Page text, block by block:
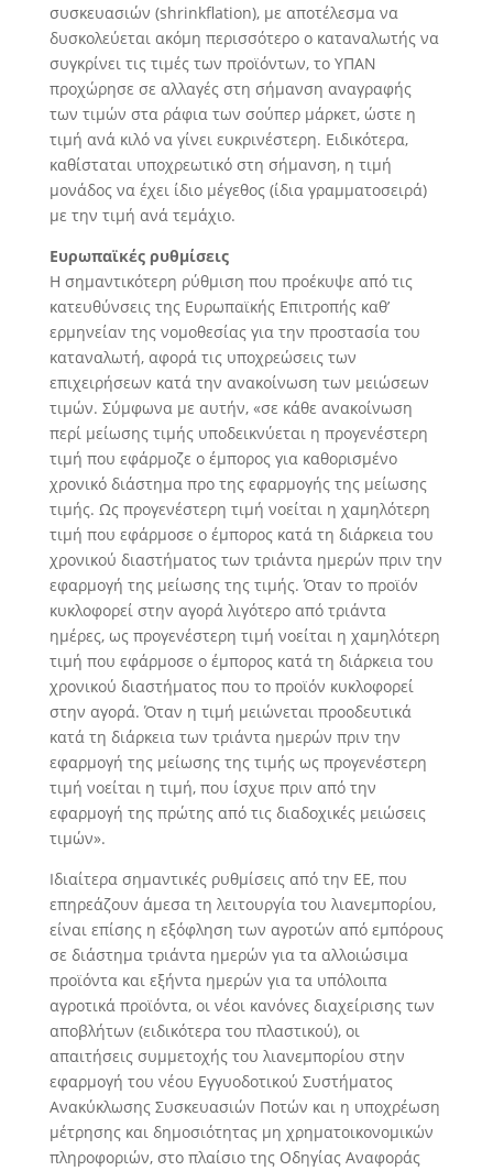
συσκευασιών (shrinkflation), με αποτέλεσμα να
δυσκολεύεται ακόμη περισσότερο ο καταναλωτής να
συγκρίνει τις τιμές των προϊόντων, το ΥΠΑΝ
προχώρησε σε αλλαγές στη σήμανση αναγραφής
των τιμών στα ράφια των σούπερ μάρκετ, ώστε η
τιμή ανά κιλό να γίνει ευκρινέστερη. Ειδικότερα,
καθίσταται υποχρεωτικό στη σήμανση, η τιμή
μονάδος να έχει ίδιο μέγεθος (ίδια γραμματοσειρά)
με την τιμή ανά τεμάχιο.
Ευρωπαϊκές ρυθμίσεις
Η σημαντικότερη ρύθμιση που προέκυψε από τις
κατευθύνσεις της Ευρωπαϊκής Επιτροπής καθ’
ερμηνείαν της νομοθεσίας για την προστασία του
καταναλωτή, αφορά τις υποχρεώσεις των
επιχειρήσεων κατά την ανακοίνωση των μειώσεων
τιμών. Σύμφωνα με αυτήν, «σε κάθε ανακοίνωση
περί μείωσης τιμής υποδεικνύεται η προγενέστερη
τιμή που εφάρμοζε ο έμπορος για καθορισμένο
χρονικό διάστημα προ της εφαρμογής της μείωσης
τιμής. Ως προγενέστερη τιμή νοείται η χαμηλότερη
τιμή που εφάρμοσε ο έμπορος κατά τη διάρκεια του
χρονικού διαστήματος των τριάντα ημερών πριν την
εφαρμογή της μείωσης της τιμής. Όταν το προϊόν
κυκλοφορεί στην αγορά λιγότερο από τριάντα
ημέρες, ως προγενέστερη τιμή νοείται η χαμηλότερη
τιμή που εφάρμοσε ο έμπορος κατά τη διάρκεια του
χρονικού διαστήματος που το προϊόν κυκλοφορεί
στην αγορά. Όταν η τιμή μειώνεται προοδευτικά
κατά τη διάρκεια των τριάντα ημερών πριν την
εφαρμογή της μείωσης της τιμής ως προγενέστερη
τιμή νοείται η τιμή, που ίσχυε πριν από την
εφαρμογή της πρώτης από τις διαδοχικές μειώσεις
τιμών».
Ιδιαίτερα σημαντικές ρυθμίσεις από την ΕΕ, που
επηρεάζουν άμεσα τη λειτουργία του λιανεμπορίου,
είναι επίσης η εξόφληση των αγροτών από εμπόρους
σε διάστημα τριάντα ημερών για τα αλλοιώσιμα
προϊόντα και εξήντα ημερών για τα υπόλοιπα
αγροτικά προϊόντα, οι νέοι κανόνες διαχείρισης των
αποβλήτων (ειδικότερα του πλαστικού), οι
απαιτήσεις συμμετοχής του λιανεμπορίου στην
εφαρμογή του νέου Εγγυοδοτικού Συστήματος
Ανακύκλωσης Συσκευασιών Ποτών και η υποχρέωση
μέτρησης και δημοσιότητας μη χρηματοικονομικών
πληροφοριών, στο πλαίσιο της Οδηγίας Αναφοράς